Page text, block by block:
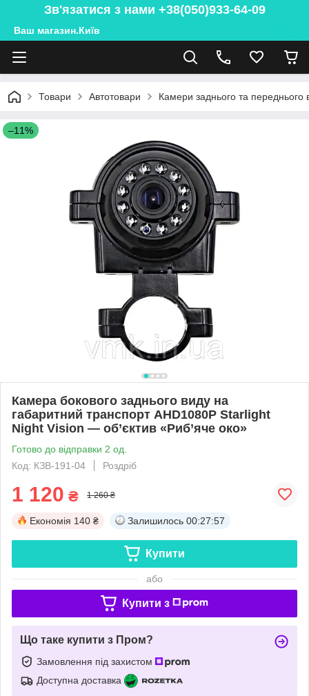
Зв'язатися з нами +38(050)933-64-09
Ваш магазин.Київ
Товари Автотовари Камери заднього та переднього
–11%
Камера бокового заднього виду на
габаритний транспорт AHD1080P Starlight
Night Vision — об’єктив «Риб’яче око»
Готово до відправки 2 од.
Код: КЗВ-191-04
Роздріб
1 120 ₴ 1 260 ₴
Економія 140 ₴ Залишилось 00:27:56
Купити
або
Купити з
Що таке купити з Пром?
Замовлення під захистом
Доступна доставка